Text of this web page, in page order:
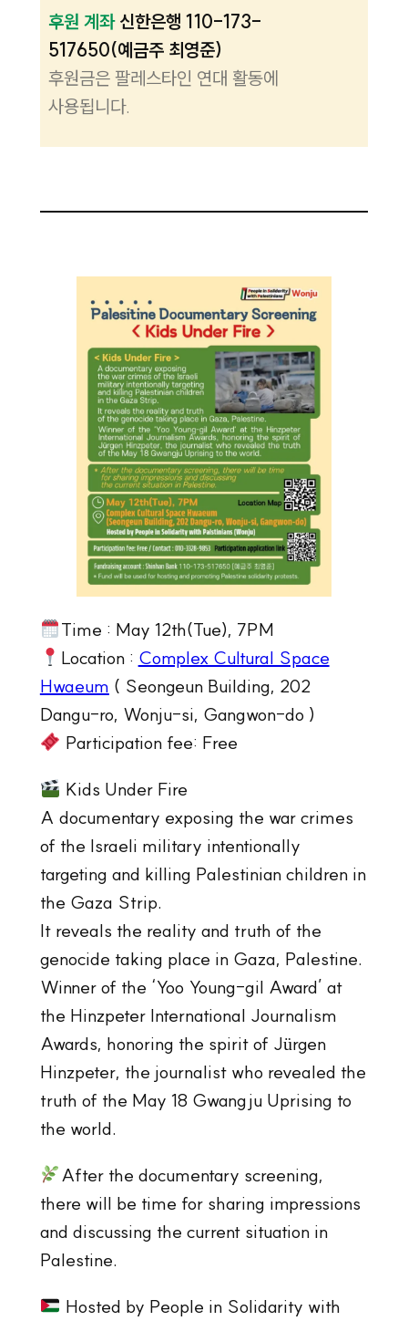
후원 계좌신한은행 110-173-
517650(예금주 최영준)
후원금은 팔레스타인 연대 활동에
사용됩니다.
Time : May 12th(Tue), 7PM
Location : Complex Cultural Space
Hwaeum ( Seongeun Building, 202
Dangu-ro, Wonju-si, Gangwon-do )
Participation fee: Free
Kids Under Fire
A documentary exposing the war crimes
of the Israeli military intentionally
targeting and killing Palestinian children in
the Gaza Strip.
It reveals the reality and truth of the
genocide taking place in Gaza, Palestine.
Winner of the ‘Yoo Young-gil Award’ at
the Hinzpeter International Journalism
Awards, honoring the spirit of Jürgen
Hinzpeter, the journalist who revealed the
truth of the May 18 Gwangju Uprising to
the world.
After the documentary screening,
there will be time for sharing impressions
and discussing the current situation in
Palestine.
Hosted by People in Solidarity with